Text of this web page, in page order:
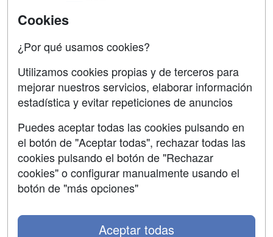
Acceso Centros
Contactar
Confidencialidad
Aviso legal
Copyleft
Cookies
¿Por qué usamos cookies?
Utilizamos cookies propias y de terceros para
mejorar nuestros servicios, elaborar información
estadística y evitar repeticiones de anuncios
Puedes aceptar todas las cookies pulsando en
el botón de "Aceptar todas", rechazar todas las
cookies pulsando el botón de "Rechazar
cookies" o configurar manualmente usando el
botón de "más opciones"
Aceptar todas